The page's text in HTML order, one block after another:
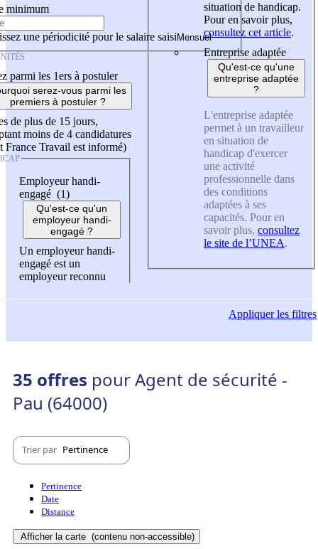
minimum
une périodicité pour le salaire saisi
parmi les 1ers à postuler
serez-vous parmi les
premiers à postuler ?
de plus de 15 jours,
moins de 4 candidatures
France Travail est informé)
Employeur handi-
engagé (1)
Qu'est-ce qu'un
employeur handi-
engagé ?
Un employeur handi-
engagé est un
employeur reconnu
situation de handicap.
Pour en savoir plus,
consultez cet article.
Entreprise adaptée
Qu'est-ce qu'une
entreprise adaptée
?
L'entreprise adaptée
permet à un travailleur
en situation de
handicap d'exercer
une activité
professionnelle dans
des conditions
adaptées à ses
capacités. Pour en
savoir plus, consultez
le site de l’UNEA.
Appliquerles filtres
35 offres pour Agent de sécurité -
Pau (64000)
Trier par Pertinence
Pertinence
Date
Distance
Afficher la carte (contenu non-accessible)